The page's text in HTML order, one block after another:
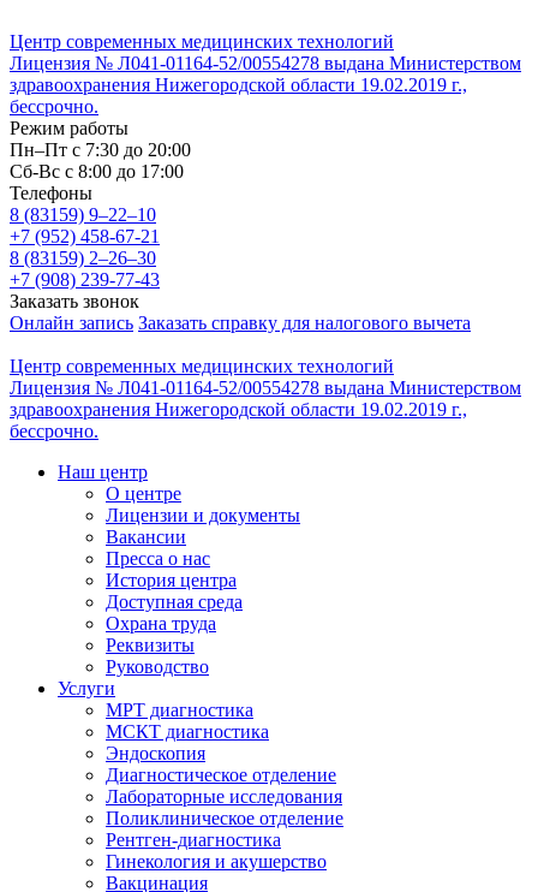
Центр современных медицинских технологий
Лицензия № Л041-01164-52/00554278 выдана Министерством
здравоохранения Нижегородской области 19.02.2019 г.,
бессрочно.
Режим работы
Пн–Пт с 7:30 до 20:00
Cб-Вс с 8:00 до 17:00
Телефоны
8 (83159) 9–22–10
+7 (952) 458-67-21
8 (83159) 2–26–30
+7 (908) 239-77-43
Заказать звонок
Онлайн запись Заказать справку для налогового вычета
Центр современных медицинских технологий
Лицензия № Л041-01164-52/00554278 выдана Министерством
здравоохранения Нижегородской области 19.02.2019 г.,
бессрочно.
Наш центр
О центре
Лицензии и документы
Вакансии
Пресса о нас
История центра
Доступная среда
Охрана труда
Реквизиты
Руководство
Услуги
МРТ диагностика
МСКТ диагностика
Эндоскопия
Диагностическое отделение
Лабораторные исследования
Поликлиническое отделение
Рентген-диагностика
Гинекология и акушерство
Вакцинация